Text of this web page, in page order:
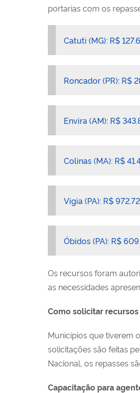
portarias com os
Catuti (MG): R$
Roncador (PR): R$
Envira (AM): R$
Colinas (MA): R$
Vigia (PA): R$
Óbidos (PA): R$
Os recursos foram
as necessidades
Como solicitar recursos
Municípios que tiverem
solicitações são feitas
Nacional, os repasses
Capacitação para